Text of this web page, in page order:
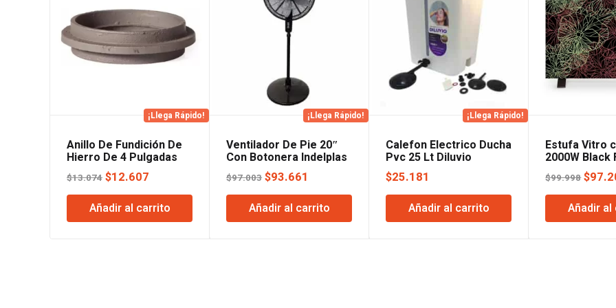
¡Llega Rápido!
Anillo De Fundición De
Hierro De 4 Pulgadas
$13.074 El
precio
original
era:
$12.607
precio
actual
es:
Añadir al carrito
¡Llega Rápido!
Ventilador De Pie 20″
Con Botonera Indelplas
$97.003 El
precio
original
era:
$93.661
precio
actual
es:
Añadir al carrito
¡Llega Rápido!
Calefon Electrico Ducha
Pvc 25 Lt Diluvio
$25.181
Añadir al carrito
Estufa Vitro
2000W Black
$99.998El
era:
$
Añadir